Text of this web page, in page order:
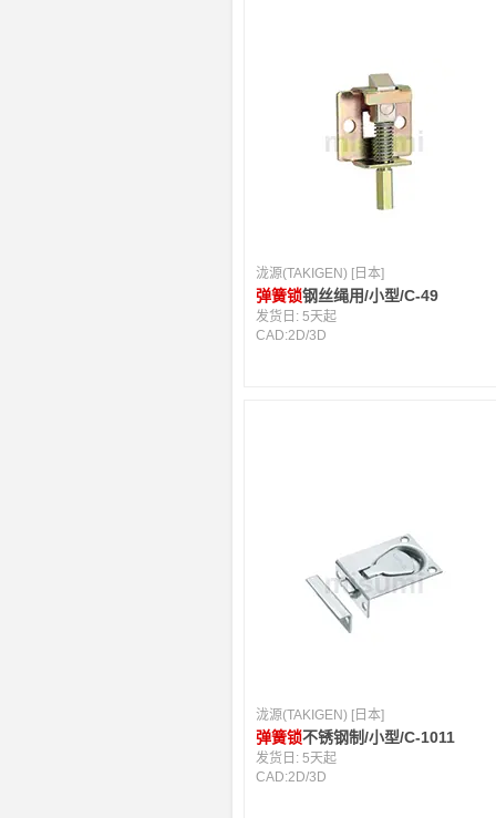
泷源(TAKIGEN) [日本]
弹簧锁钢丝绳用/小型/C-49
发货日:5天起
CAD:2D/3D
泷源(TAKIGEN) [日本]
弹簧锁不锈钢制/小型/C-1011
发货日:5天起
CAD:2D/3D